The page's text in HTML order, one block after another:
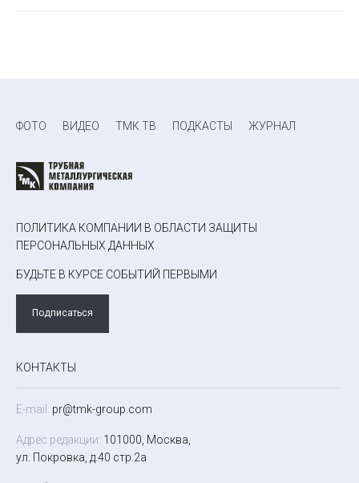
ФОТО ВИДЕО ТМК ТВ ПОДКАСТЫ ЖУРНАЛ
ПОЛИТИКА КОМПАНИИ В ОБЛАСТИ ЗАЩИТЫ
ПЕРСОНАЛЬНЫХ ДАННЫХ
БУДЬТЕ В КУРСЕ СОБЫТИЙ ПЕРВЫМИ
Подписаться
КОНТАКТЫ
E-mail: pr@tmk-group.com
Адрес редакции: 101000, Москва,
ул. Покровка, д.40 стр.2а